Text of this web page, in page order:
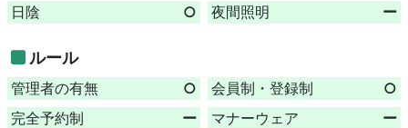
日陰
○ 夜間照明 ー
ルール
管理者の有無 ○ 会員制・登録制
○
完全予約制
ー マナーウェア
ー